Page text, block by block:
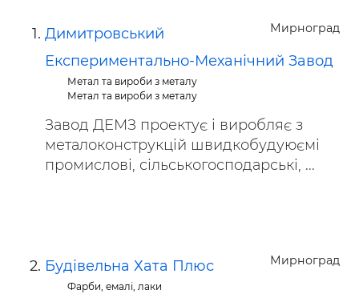
Мирноград
Димитровський
Експериментально-Механічний Завод
Метал та вироби з металу
Метал та вироби з металу
Завод ДЕМЗ проектує і виробляє з
металоконструкцій швидкобудуюємі
промислові, сільськогосподарські, ...
Мирноград
Будівельна Хата Плюс
Фарби, емалі, лаки